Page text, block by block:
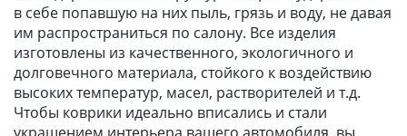
в себе попавшую на них пыль, грязь и воду, не давая
им распространиться по салону. Все изделия
изготовлены из качественного, экологичного и
долговечного материала, стойкого к воздействию
высоких температур, масел, растворителей и т.д.
Чтобы коврики идеально вписались и стали